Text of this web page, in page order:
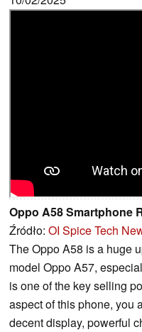
Oppo A58 Smartphone
Źródło: OI Spice Tech
The Oppo A58 is a huge
model Oppo A57,
is one of the key selling
aspect of this phone, you
decent display, powerful